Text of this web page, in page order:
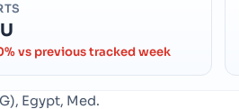
vs previous tracked week
Egypt, Med.